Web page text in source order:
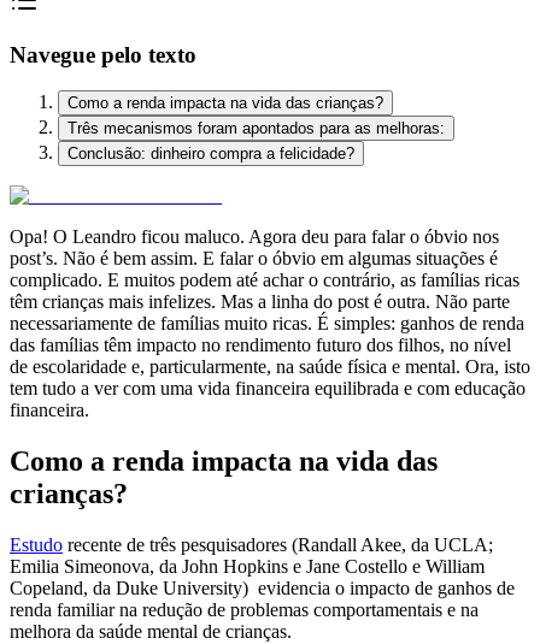
Navegue pelo texto
Como a renda impacta na vida das crianças?
Três mecanismos foram apontados para as melhoras:
Conclusão: dinheiro compra a felicidade?
Opa! O Leandro ficou maluco. Agora deu para falar o óbvio nos
post’s. Não é bem assim. E falar o óbvio em algumas situações é
complicado. E muitos podem até achar o contrário, as famílias ricas
têm crianças mais infelizes. Mas a linha do post é outra. Não parte
necessariamente de famílias muito ricas. É simples: ganhos de renda
das famílias têm impacto no rendimento futuro dos filhos, no nível
de escolaridade e, particularmente, na saúde física e mental. Ora, isto
tem tudo a ver com uma vida financeira equilibrada e com educação
financeira.
Como a renda impacta na vida das
crianças?
Estudo recente de três pesquisadores (Randall Akee, da UCLA;
Emilia Simeonova, da John Hopkins e Jane Costello e William
Copeland, da Duke University) evidencia o impacto de ganhos de
renda familiar na redução de problemas comportamentais e na
melhora da saúde mental de crianças.